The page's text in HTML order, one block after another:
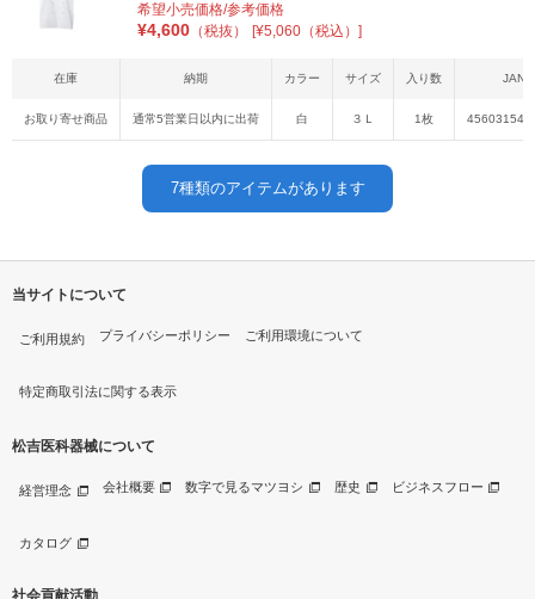
希望小売価格/参考価格
¥4,600 （税抜） [¥5,060（税込）]
在庫 納期 カラー サイズ 入り数 JAN
お取り寄せ商品 通常5営業日以内に出荷 白 ３Ｌ 1枚
7種類のアイテムがあります
当サイトについて
ご利用規約 プライバシーポリシー ご利用環境について
特定商取引法に関する表示
松吉医科器械について
経営理念 会社概要 数字で見るマツヨシ 歴史 ビジネスフロー
カタログ
社会貢献活動